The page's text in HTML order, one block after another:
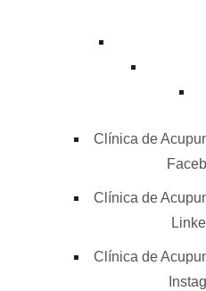
Clínica de
Clínica de
Clínica de